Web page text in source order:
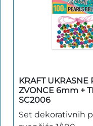
KRAFT UKRASNE
ZVONCE 6mm +
SC2006
Set dekorativnih